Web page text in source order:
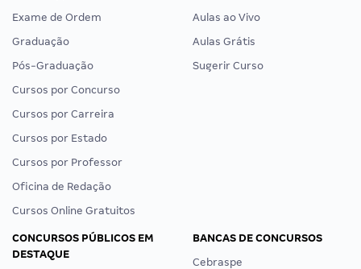
Exame de Ordem
Graduação
Pós-Graduação
Cursos por Concurso
Cursos por Carreira
Cursos por Estado
Cursos por Professor
Oficina de Redação
Cursos Online Gratuitos
Aulas ao Vivo
Aulas Grátis
Sugerir Curso
CONCURSOS PÚBLICOS EM
DESTAQUE
BANCAS DE CONCURSOS
Cebraspe